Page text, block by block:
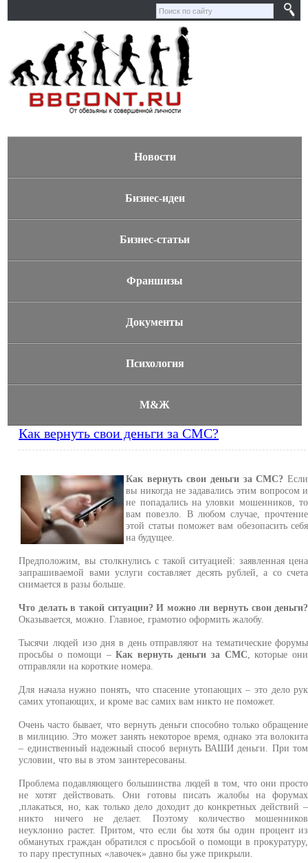
Новости
Бизнес-идеи
Бизнес-статьи
Франшизы
Документы
Психология
М&Ж
Как вернуть свои деньги за СМС?
Как вернуть свои деньги за СМС? Если
вы никогда не задавались этим вопросом и
не попадались на уловки мошенников, то
вам повезло. В любом случае, прочтение
этой статьи поможет вам обезопасить себя
на будущее.
Предположим, вы столкнулись с такой ситуацией: заявленная цена
запрашиваемой вами услуги составляет десять рублей, а со счета
снимается в разы больше.
Что делать в такой ситуации? И можно ли вернуть свои деньги?
Оказывается, можно. Главное, грамотно оформить жалобу.
Тысячи людей изо дня в день отправляют на тематические форумы
просьбы о помощи –Как вернуть деньги за СМС , которые они
отправляли на короткие номера.
Для начала нужно понять, что спасение утопающих – это дело рук
самих утопающих, и кроме вас самих вам никто не поможет.
Очень часто бывает, что вернуть деньги способно только обращение
в милицию. Это может занять некоторое время, однако эта волокита
– единственный надежный способ вернуть ВАШИ деньги. При том
условии, что вы в этом заинтересованы.
Проблема подавляющего большинства людей в том, что они просто
не хотят действовать. Они готовы писать жалобы на форумах
,плакаться, но, как только дело доходит до конкретных действий –
никто ничего не делает. Поэтому количество мошенников
неуклонно растет. Притом, что если бы хотя бы один процент из
обманутых граждан обратился с просьбой о помощи в прокуратуру,
то пару преступных «лавочек» давно бы уже прикрыли.